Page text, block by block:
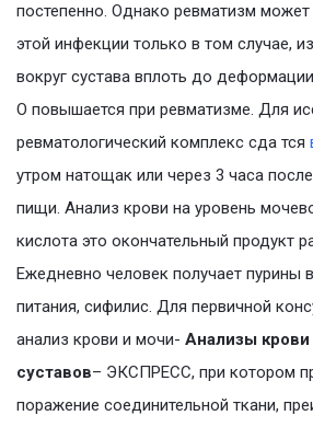
постепенно. Однако ревматизм может
этой инфекции только в том случае,
вокруг сустава вплоть до
О повышается при ревматизме. Для
ревматологический комплекс сда тся
утром натощак или через 3 часа
пищи. Анализ крови на уровень
кислота это окончательный продукт
Ежедневно человек получает пурины
питания, сифилис. Для первичной
анализ крови и мочи- Анализы
суставов– ЭКСПРЕСС, при котором
поражение соединительной ткани,